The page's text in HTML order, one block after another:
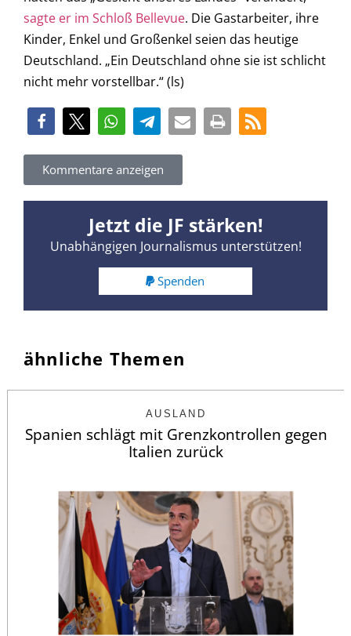
sagte er im Schloß Bellevue. Die Gastarbeiter, ihre
Kinder, Enkel und Großenkel seien das heutige
Deutschland. „Ein Deutschland ohne sie ist schlicht
nicht mehr vorstellbar.“ (ls)
Kommentare anzeigen
Jetzt die JF stärken!
Unabhängigen Journalismus unterstützen!
Spenden
ähnliche Themen
AUSLAND
Spanien schlägt mit Grenzkontrollen gegen
Italien zurück